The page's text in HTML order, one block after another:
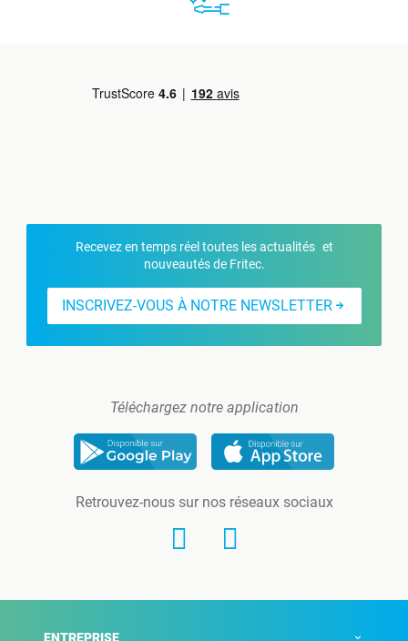
Recevez en temps réel toutes les actualités et
nouveautés de Fritec.
INSCRIVEZ-VOUS À NOTRE NEWSLETTER
Téléchargez notre application
Retrouvez-nous sur nos réseaux sociaux
ENTREPRISE